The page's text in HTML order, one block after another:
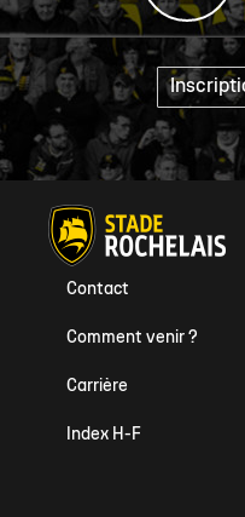
Contact
Comment venir ?
Carrière
Index H-F